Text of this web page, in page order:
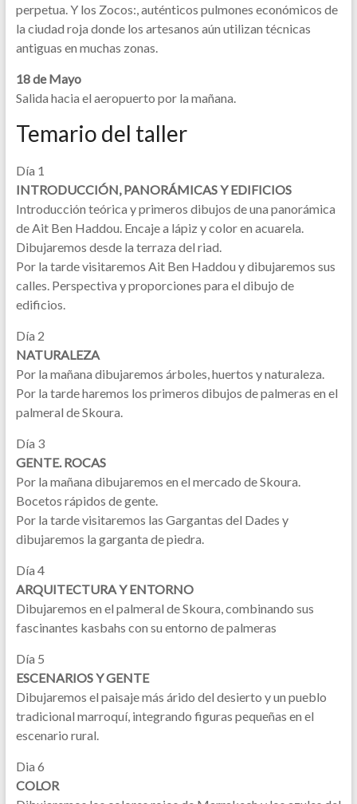
perpetua. Y los Zocos:, auténticos pulmones económicos de
la ciudad roja donde los artesanos aún utilizan técnicas
antiguas en muchas zonas.
18 de Mayo
Salida hacia el aeropuerto por la mañana.
Temario del taller
Día 1
INTRODUCCIÓN, PANORÁMICAS Y EDIFICIOS
Introducción teórica y primeros dibujos de una panorámica
de Ait Ben Haddou. Encaje a lápiz y color en acuarela.
Dibujaremos desde la terraza del riad.
Por la tarde visitaremos Ait Ben Haddou y dibujaremos sus
calles. Perspectiva y proporciones para el dibujo de
edificios.
Día 2
NATURALEZA
Por la mañana dibujaremos árboles, huertos y naturaleza.
Por la tarde haremos los primeros dibujos de palmeras en el
palmeral de Skoura.
Día 3
GENTE. ROCAS
Por la mañana dibujaremos en el mercado de Skoura.
Bocetos rápidos de gente.
Por la tarde visitaremos las Gargantas del Dades y
dibujaremos la garganta de piedra.
Día 4
ARQUITECTURA Y ENTORNO
Dibujaremos en el palmeral de Skoura, combinando sus
fascinantes kasbahs con su entorno de palmeras
Día 5
ESCENARIOS Y GENTE
Dibujaremos el paisaje más árido del desierto y un pueblo
tradicional marroquí, integrando figuras pequeñas en el
escenario rural.
Dia 6
COLOR